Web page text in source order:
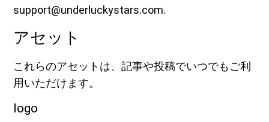
support@underluckystars.com.
アセット
これらのアセットは、記事や投稿でいつでもご利
用いただけます。
logo